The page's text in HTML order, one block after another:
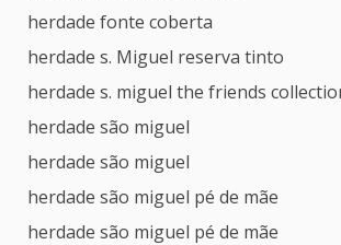
herdade fonte coberta
herdade s. Miguel reserva tinto
herdade s. miguel the friends
herdade são miguel
herdade são miguel
herdade são miguel pé de mãe
herdade são miguel pé de mãe